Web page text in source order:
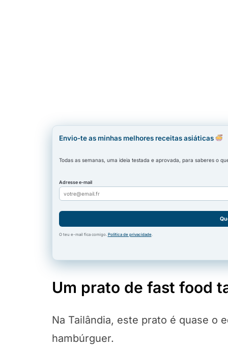
Envio-te as minhas melhores receitas asiáticas
Todas as semanas, uma ideia testada e aprovada, para saberes o
Adresse e-mail
O teu e-mail fica comigo. Política de privacidade.
Um prato de fast food
Na Tailândia, este prato é quase o
hambúrguer.